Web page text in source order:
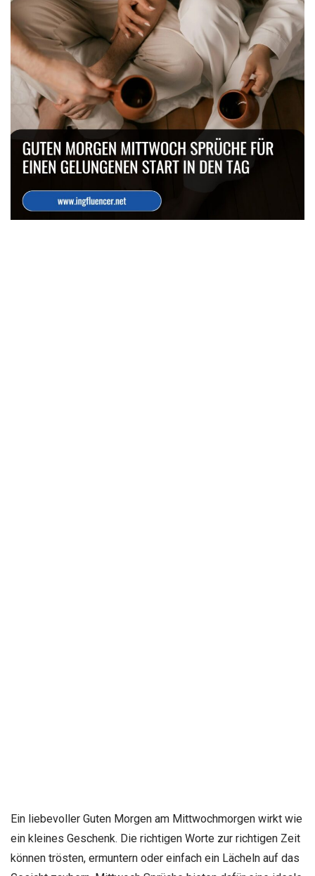
Ein liebevoller Guten Morgen am Mittwochmorgen wirkt wie
ein kleines Geschenk. Die richtigen Worte zur richtigen Zeit
können trösten, ermuntern oder einfach ein Lächeln auf das